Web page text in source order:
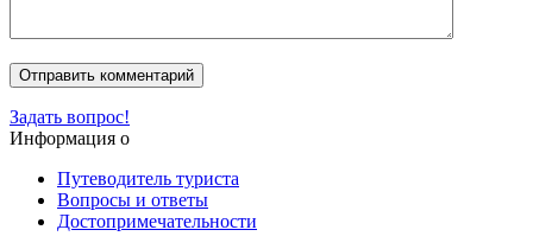
Задать вопрос!
Информация о
Путеводитель туриста
Вопросы и ответы
Достопримечательности